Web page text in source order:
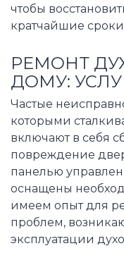
чтобы
кратчайшие
РЕМОНТ
ДОМУ:
Частые
которыми
включают в себя
повреждение
панелью
оснащены
имеем опыт для
проблем,
эксплуатации